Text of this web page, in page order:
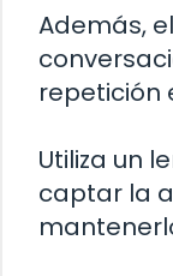
Además,
repetición
Utiliza un
captar la